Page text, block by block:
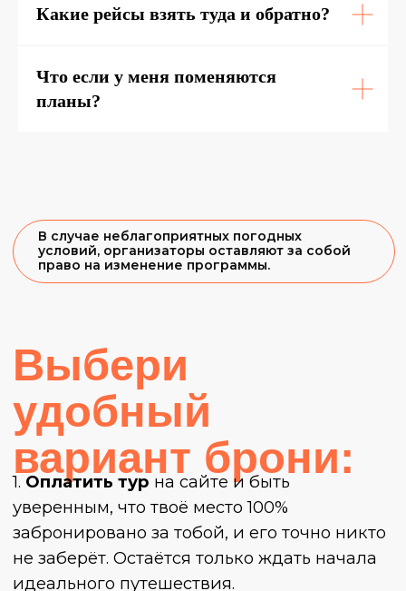
Какие рейсы взять туда и обратно?
Что если у меня поменяются
планы?